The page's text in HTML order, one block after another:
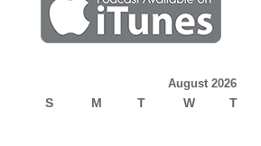
August 2026
S M T W T